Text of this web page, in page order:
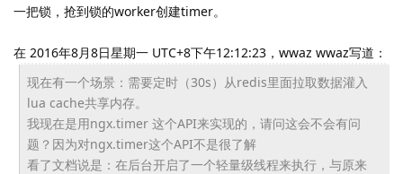
一把锁，抢到锁的worker创建timer。
在 2016年8月8日星期一 UTC+8下午12:12:23，wwaz wwaz写道：
现在有一个场景：需要定时（30s） 从redis里面拉取数据灌入
lua cache共享内存。
我现在是用ngx.timer 这个API来实现的，请问这会不会有问
题？因为对ngx.timer这个API不是很了解
看了文档说是：在后台开启了一个轻量级线程来执行， 与原来